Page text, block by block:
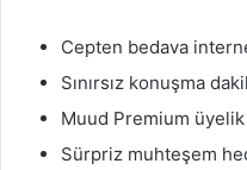
Cepten bedava
Sınırsız konuşma
Muud Premium
Sürpriz muhteşem